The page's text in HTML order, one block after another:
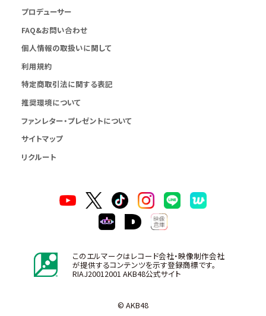
プロデューサー
FAQ&お問い合わせ
個人情報の取扱いに関して
利用規約
特定商取引法に関する表記
推奨環境について
ファンレター・プレゼントについて
サイトマップ
リクルート
このエルマークはレコード会社・映像制作会社
が提供するコンテンツを示す登録商標です。
RIAJ20012001 AKB48公式サイト
© AKB48